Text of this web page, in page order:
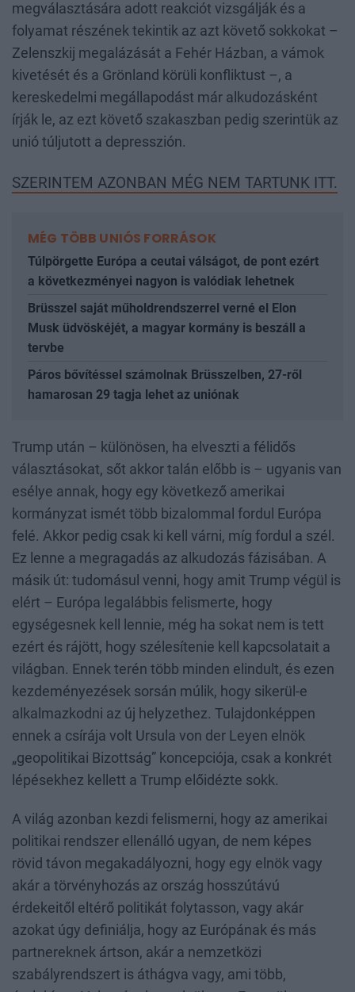
megválasztására adott reakciót vizsgálják és a
folyamat részének tekintik az azt követő sokkokat –
Zelenszkij megalázását a Fehér Házban, a vámok
kivetését és a Grönland körüli konfliktust –, a
kereskedelmi megállapodást már alkudozásként
írják le, az ezt követő szakaszban pedig szerintük az
unió túljutott a depresszión.
SZERINTEM AZONBAN MÉG NEM TARTUNK ITT.
MÉG TÖBB UNIÓS FORRÁSOK
Túlpörgette Európa a ceutai válságot, de pont ezért
a következményei nagyon is valódiak lehetnek
Brüsszel saját műholdrendszerrel verné el Elon
Musk üdvöskéjét, a magyar kormány is beszáll a
tervbe
Páros bővítéssel számolnak Brüsszelben, 27-ről
hamarosan 29 tagja lehet az uniónak
Trump után – különösen, ha elveszti a félidős
választásokat, sőt akkor talán előbb is – ugyanis van
esélye annak, hogy egy következő amerikai
kormányzat ismét több bizalommal fordul Európa
felé. Akkor pedig csak ki kell várni, míg fordul a szél.
Ez lenne a megragadás az alkudozás fázisában. A
másik út: tudomásul venni, hogy amit Trump végül is
elért – Európa legalábbis felismerte, hogy
egységesnek kell lennie, még ha sokat nem is tett
ezért és rájött, hogy szélesítenie kell kapcsolatait a
világban. Ennek terén több minden elindult, és ezen
kezdeményezések sorsán múlik, hogy sikerül-e
alkalmazkodni az új helyzethez. Tulajdonképpen
ennek a csírája volt Ursula von der Leyen elnök
„geopolitikai Bizottság” koncepciója, csak a konkrét
lépésekhez kellett a Trump előidézte sokk.
A világ azonban kezdi felismerni, hogy az amerikai
politikai rendszer ellenálló ugyan, de nem képes
rövid távon megakadályozni, hogy egy elnök vagy
akár a törvényhozás az ország hosszútávú
érdekeitől eltérő politikát folytasson, vagy akár
azokat úgy definiálja, hogy az Európának és más
partnereknek ártson, akár a nemzetközi
szabályrendszert is áthágva vagy, ami több,